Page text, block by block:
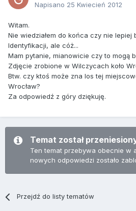
Napisano 25 Kwiecień 2012
Witam.
Nie wiedziałem do końca czy nie lepiej
Identyfikacji, ale cóż...
Mam pytanie, mianowicie czy to mogą
Zdjęcie zrobione w Wilczycach koło
Btw. czy ktoś może zna los tej
Wrocław?
Za odpowiedź z góry dziękuję.
Temat został
Ten temat przebywa obecnie w
nowych odpowiedzi zostało
Przejdź do listy tematów